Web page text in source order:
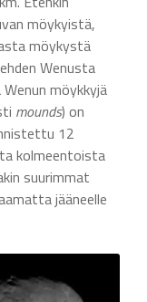
möykyistä,
möykystä
Wenusta
möykkyjä
mounds) on
12
kolmeentoista
suurimmat
jääneelle